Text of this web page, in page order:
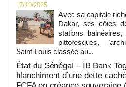
17/10/2025
Avec sa capitale
Dakar, ses côtes
stations
pittoresques,
Saint-Louis classée au...
État du Sénégal – IB Bank
blanchiment d’une dette
FCFA en créance souveraine